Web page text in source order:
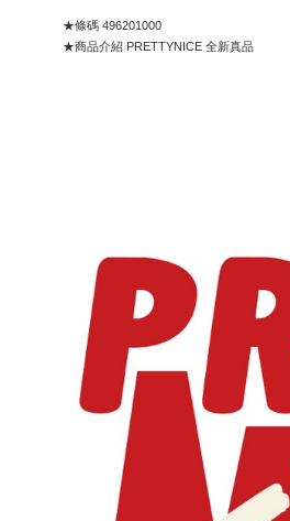
★條碼 496201000
★商品介紹 PRETTYNICE 全新真品